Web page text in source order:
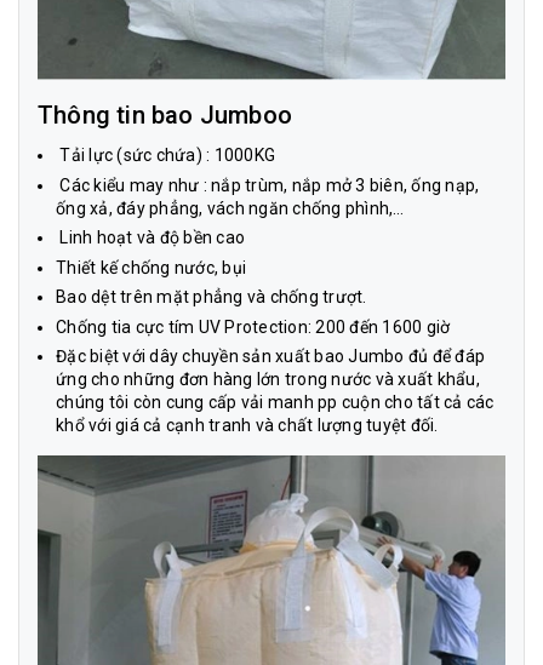
Thông tin bao Jumboo
Tải lực (sức chứa) : 1000KG
Các kiểu may như : nắp trùm, nắp mở 3 biên, ống nạp,
ống xả, đáy phẳng, vách ngăn chống phình,…
Linh hoạt và độ bền cao
Thiết kế chống nước, bụi
Bao dệt trên mặt phẳng và chống trượt.
Chống tia cực tím UV Protection: 200 đến 1600 giờ
Đặc biệt với dây chuyền sản xuất bao Jumbo đủ để đáp
ứng cho những đơn hàng lớn trong nước và xuất khẩu,
chúng tôi còn cung cấp vải manh pp cuộn cho tất cả các
khổ với giá cả cạnh tranh và chất lượng tuyệt đối.